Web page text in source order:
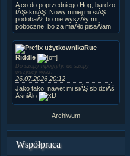
A co do poprzedniego Hog, bardzo
tĂŞskniĂŞ. Nowy mniej mi siĂŞ
podobaÂł, bo nie wyszÂły mi
poboczne, bo za maÂło pisaÂłam
Rue
Riddle
Do szopy hipogryfy, do szopy
wszyscy wraz!
26.07.2026 20:12
Jako tako, nawet mi siĂŞ sb dziÂś
ÂśniÂło
Archiwum
Współpraca